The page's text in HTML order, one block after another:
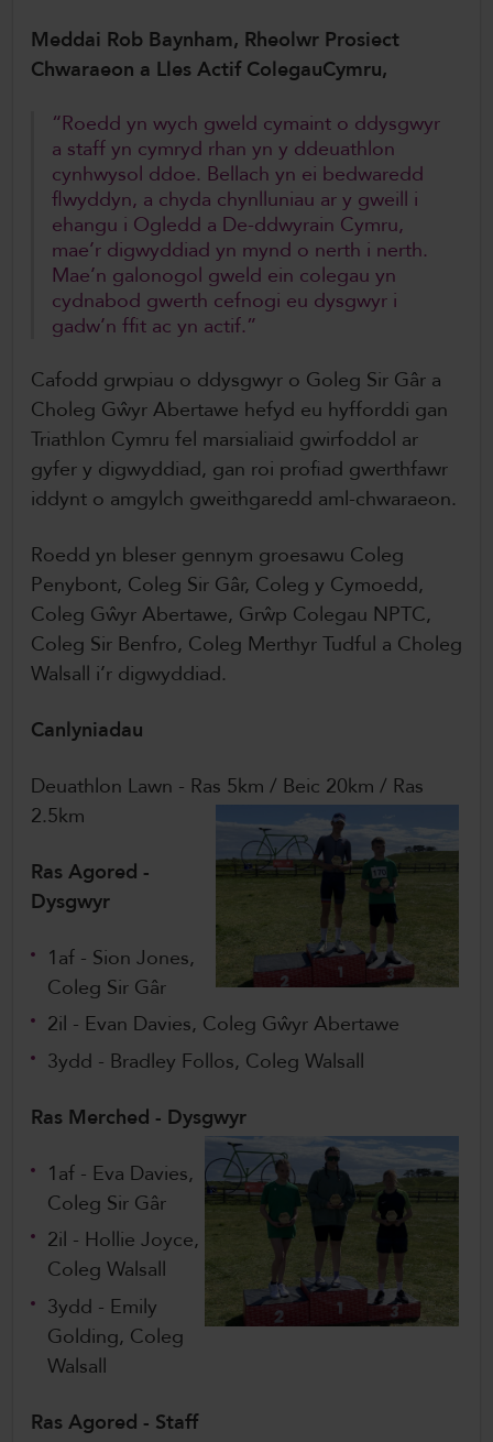
Meddai Rob Baynham, Rheolwr Prosiect
Chwaraeon a Lles Actif ColegauCymru,
“Roedd yn wych gweld cymaint o ddysgwyr
a staff yn cymryd rhan yn y ddeuathlon
cynhwysol ddoe. Bellach yn ei bedwaredd
flwyddyn, a chyda chynlluniau ar y gweill i
ehangu i Ogledd a De-ddwyrain Cymru,
mae’r digwyddiad yn mynd o nerth i nerth.
Mae’n galonogol gweld ein colegau yn
cydnabod gwerth cefnogi eu dysgwyr i
gadw’n ffit ac yn actif.”
Cafodd grwpiau o ddysgwyr o Goleg Sir Gâr a
Choleg Gŵyr Abertawe hefyd eu hyfforddi gan
Triathlon Cymru fel marsialiaid gwirfoddol ar
gyfer y digwyddiad, gan roi profiad gwerthfawr
iddynt o amgylch gweithgaredd aml-chwaraeon.
Roedd yn bleser gennym groesawu Coleg
Penybont, Coleg Sir Gâr, Coleg y Cymoedd,
Coleg Gŵyr Abertawe, Grŵp Colegau NPTC,
Coleg Sir Benfro, Coleg Merthyr Tudful a Choleg
Walsall i’r digwyddiad.
Canlyniadau
Deuathlon Lawn - Ras 5km / Beic 20km / Ras
2.5km
Ras Agored -
Dysgwyr
1af - Sion Jones,
Coleg Sir Gâr
2il - Evan Davies, Coleg Gŵyr Abertawe
3ydd - Bradley Follos, Coleg Walsall
Ras Merched - Dysgwyr
1af - Eva Davies,
Coleg Sir Gâr
2il - Hollie Joyce,
Coleg Walsall
3ydd - Emily
Golding, Coleg
Walsall
Ras Agored - Staff